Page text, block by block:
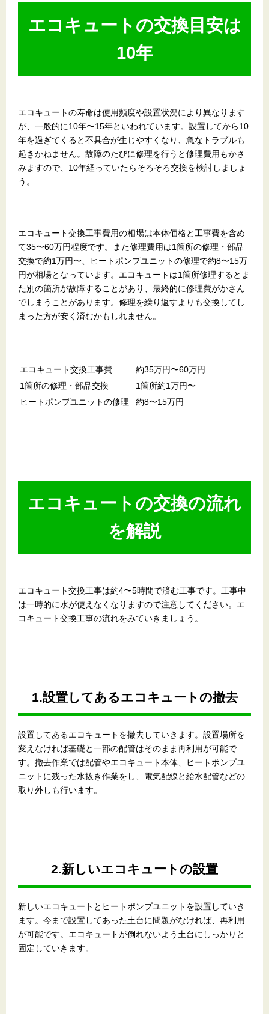
エコキュートの交換目安は
10年
エコキュートの寿命は使用頻度や設置状況により異なります
が、一般的に10年〜15年といわれています。設置してから10
年を過ぎてくると不具合が生じやすくなり、急なトラブルも
起きかねません。故障のたびに修理を行うと修理費用もかさ
みますので、10年経っていたらそろそろ交換を検討しましょ
う。
エコキュート交換工事費用の相場は本体価格と工事費を含め
て35〜60万円程度です。また修理費用は1箇所の修理・部品
交換で約1万円〜、ヒートポンプユニットの修理で約8〜15万
円が相場となっています。エコキュートは1箇所修理するとま
た別の箇所が故障することがあり、最終的に修理費がかさん
でしまうことがあります。修理を繰り返すよりも交換してし
まった方が安く済むかもしれません。
エコキュート交換工事費
約35万円〜60万円
1箇所の修理・部品交換
1箇所約1万円〜
ヒートポンプユニットの修理
約8〜15万円
エコキュートの交換の流れ
を解説
エコキュート交換工事は約4〜5時間で済む工事です。工事中
は一時的に水が使えなくなりますので注意してください。エ
コキュート交換工事の流れをみていきましょう。
1.設置してあるエコキュートの撤去
設置してあるエコキュートを撤去していきます。設置場所を
変えなければ基礎と一部の配管はそのまま再利用が可能で
す。撤去作業では配管やエコキュート本体、ヒートポンプユ
ニットに残った水抜き作業をし、電気配線と給水配管などの
取り外しも行います。
2.新しいエコキュートの設置
新しいエコキュートとヒートポンプユニットを設置していき
ます。今まで設置してあった土台に問題がなければ、再利用
が可能です。エコキュートが倒れないよう土台にしっかりと
固定していきます。